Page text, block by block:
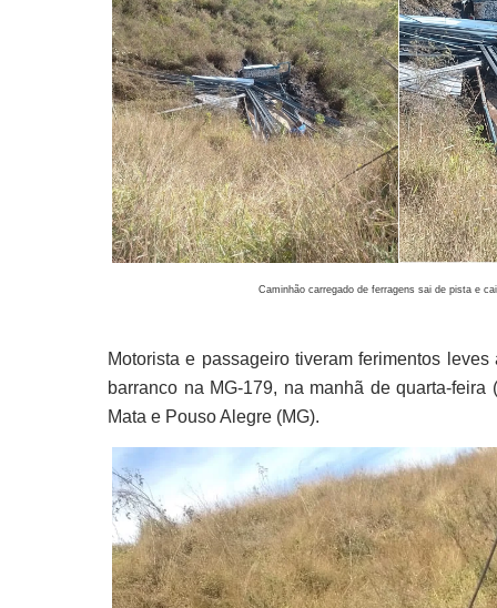
Caminhão carregado de ferragens sai de pista e
Motorista e passageiro tiveram ferimentos
barranco na MG-179, na manhã de quarta-
Mata e Pouso Alegre (MG).